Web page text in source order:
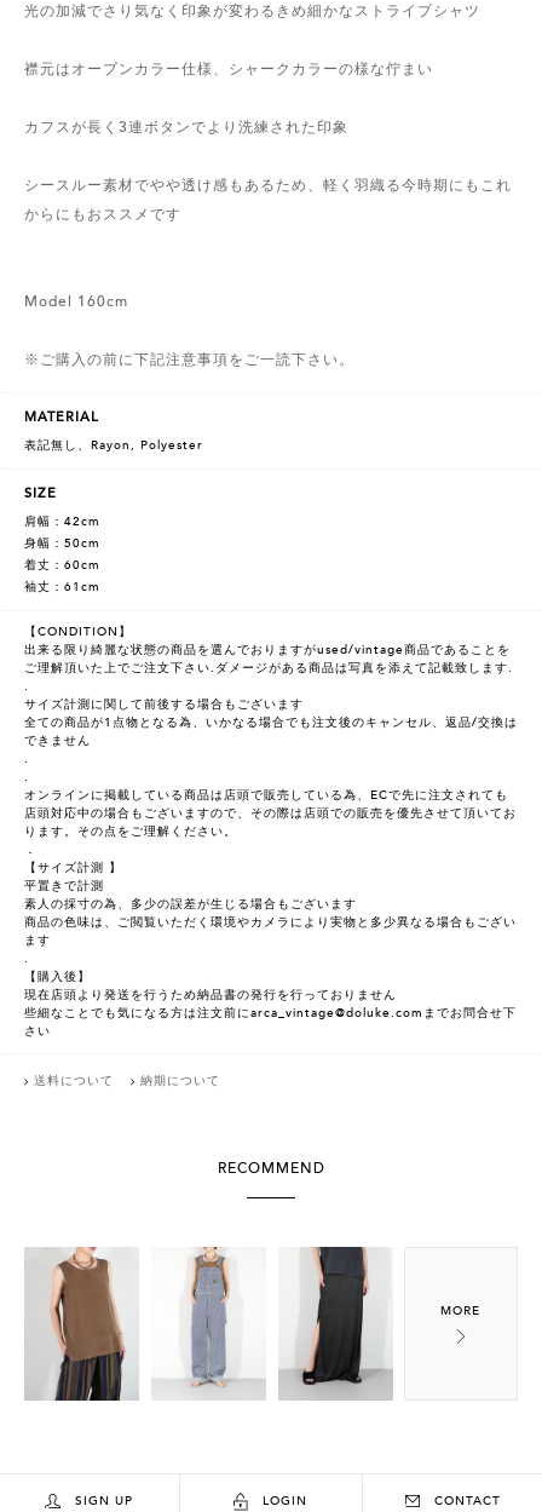
光の加減でさり気なく印象が変わるきめ細かなストライプシャツ
襟元はオープンカラー仕様、シャークカラーの様な佇まい
カフスが長く3連ボタンでより洗練された印象
シースルー素材でやや透け感もあるため、軽く羽織る今時期にもこれ
からにもおススメです
Model 160cm
※ご購入の前に下記注意事項をご一読下さい。
MATERIAL
表記無し、Rayon, Polyester
SIZE
肩幅：42cm
身幅：50cm
着丈：60cm
袖丈：61cm
【CONDITION】
出来る限り綺麗な状態の商品を選んでおりますがused/vintage商品であることを
ご理解頂いた上でご注文下さい.ダメージがある商品は写真を添えて記載致します.
.
サイズ計測に関して前後する場合もございます
全ての商品が1点物となる為、いかなる場合でも注文後のキャンセル、返品/交換は
できません
.
.
オンラインに掲載している商品は店頭で販売している為、ECで先に注文されても
店頭対応中の場合もございますので、その際は店頭での販売を優先させて頂いてお
ります。その点をご理解ください。
．
【サイズ計測 】
平置きで計測
素人の採寸の為、多少の誤差が生じる場合もございます
商品の色味は、ご閲覧いただく環境やカメラにより実物と多少異なる場合もござい
ます
.
【購入後】
現在店頭より発送を行うため納品書の発行を行っておりません
些細なことでも気になる方は注文前にarca_vintage@doluke.comまでお問合せ下
さい
送料について 納期について
RECOMMEND
SIGN UP LOGIN CONTACT